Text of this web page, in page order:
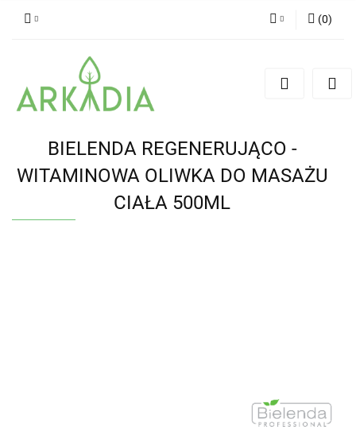
(0)
BIELENDA REGENERUJĄCO -
WITAMINOWA OLIWKA DO MASAŻU
CIAŁA 500ML